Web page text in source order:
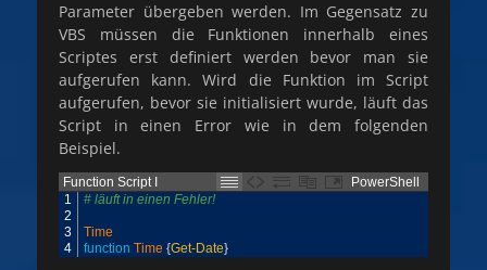
Parameter übergeben werden. Im Gegensatz zu
VBS müssen die Funktionen innerhalb eines
Scriptes erst definiert werden bevor man sie
aufgerufen kann. Wird die Funktion im Script
aufgerufen, bevor sie initialisiert wurde, läuft das
Script in einen Error wie in dem folgenden
Beispiel.
Function Script I
PowerShell
1
2
3
4
# läuft in einen Fehler!
Time
function Time {Get-Date}